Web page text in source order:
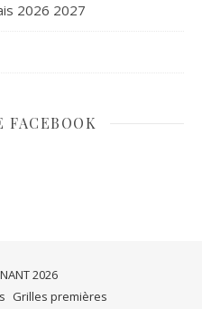
2026 2027
FACEBOOK
2026
Grilles premières